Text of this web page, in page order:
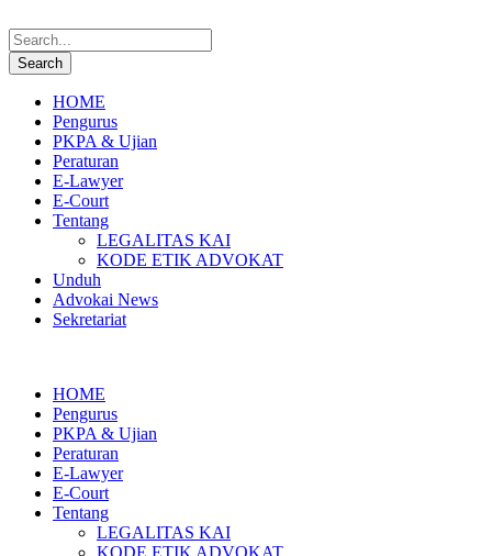
HOME
Pengurus
PKPA & Ujian
Peraturan
E-Lawyer
E-Court
Tentang
LEGALITAS KAI
KODE ETIK ADVOKAT
Unduh
Advokai News
Sekretariat
HOME
Pengurus
PKPA & Ujian
Peraturan
E-Lawyer
E-Court
Tentang
LEGALITAS KAI
KODE ETIK ADVOKAT